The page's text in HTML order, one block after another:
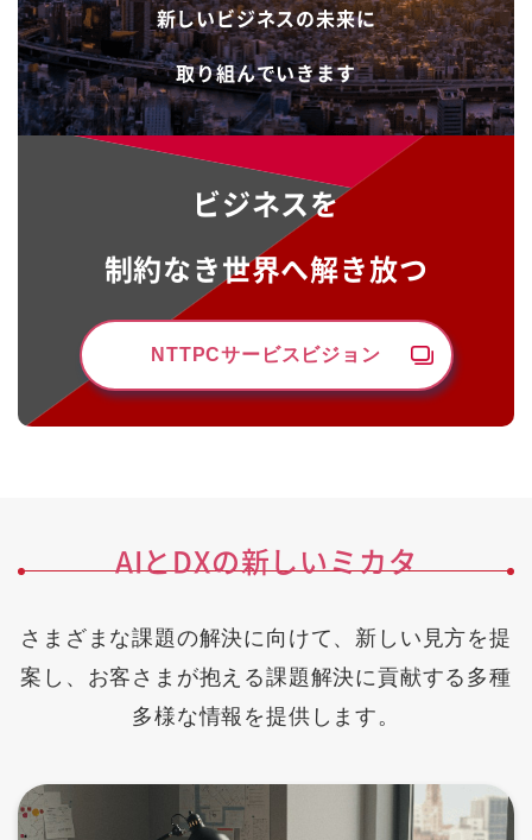
新しいビジネスの未来に
取り組んでいきます
ビジネスを
制約なき世界へ解き放つ
NTTPCサービスビジョン
AIとDXの新しいミカタ
さまざまな課題の解決に向けて、新しい見方を提
案し、お客さまが抱える課題解決に貢献する多種
多様な情報を提供します。